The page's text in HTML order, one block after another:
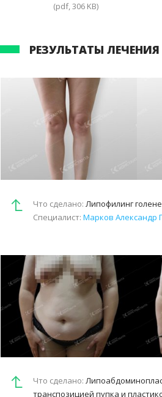
(pdf, 306 KB)
РЕЗУЛЬТАТЫ ЛЕЧЕНИЯ
Что сделано: Липофилинг
Специалист: Марков Александр
Что сделано:
транспозицией пупка и